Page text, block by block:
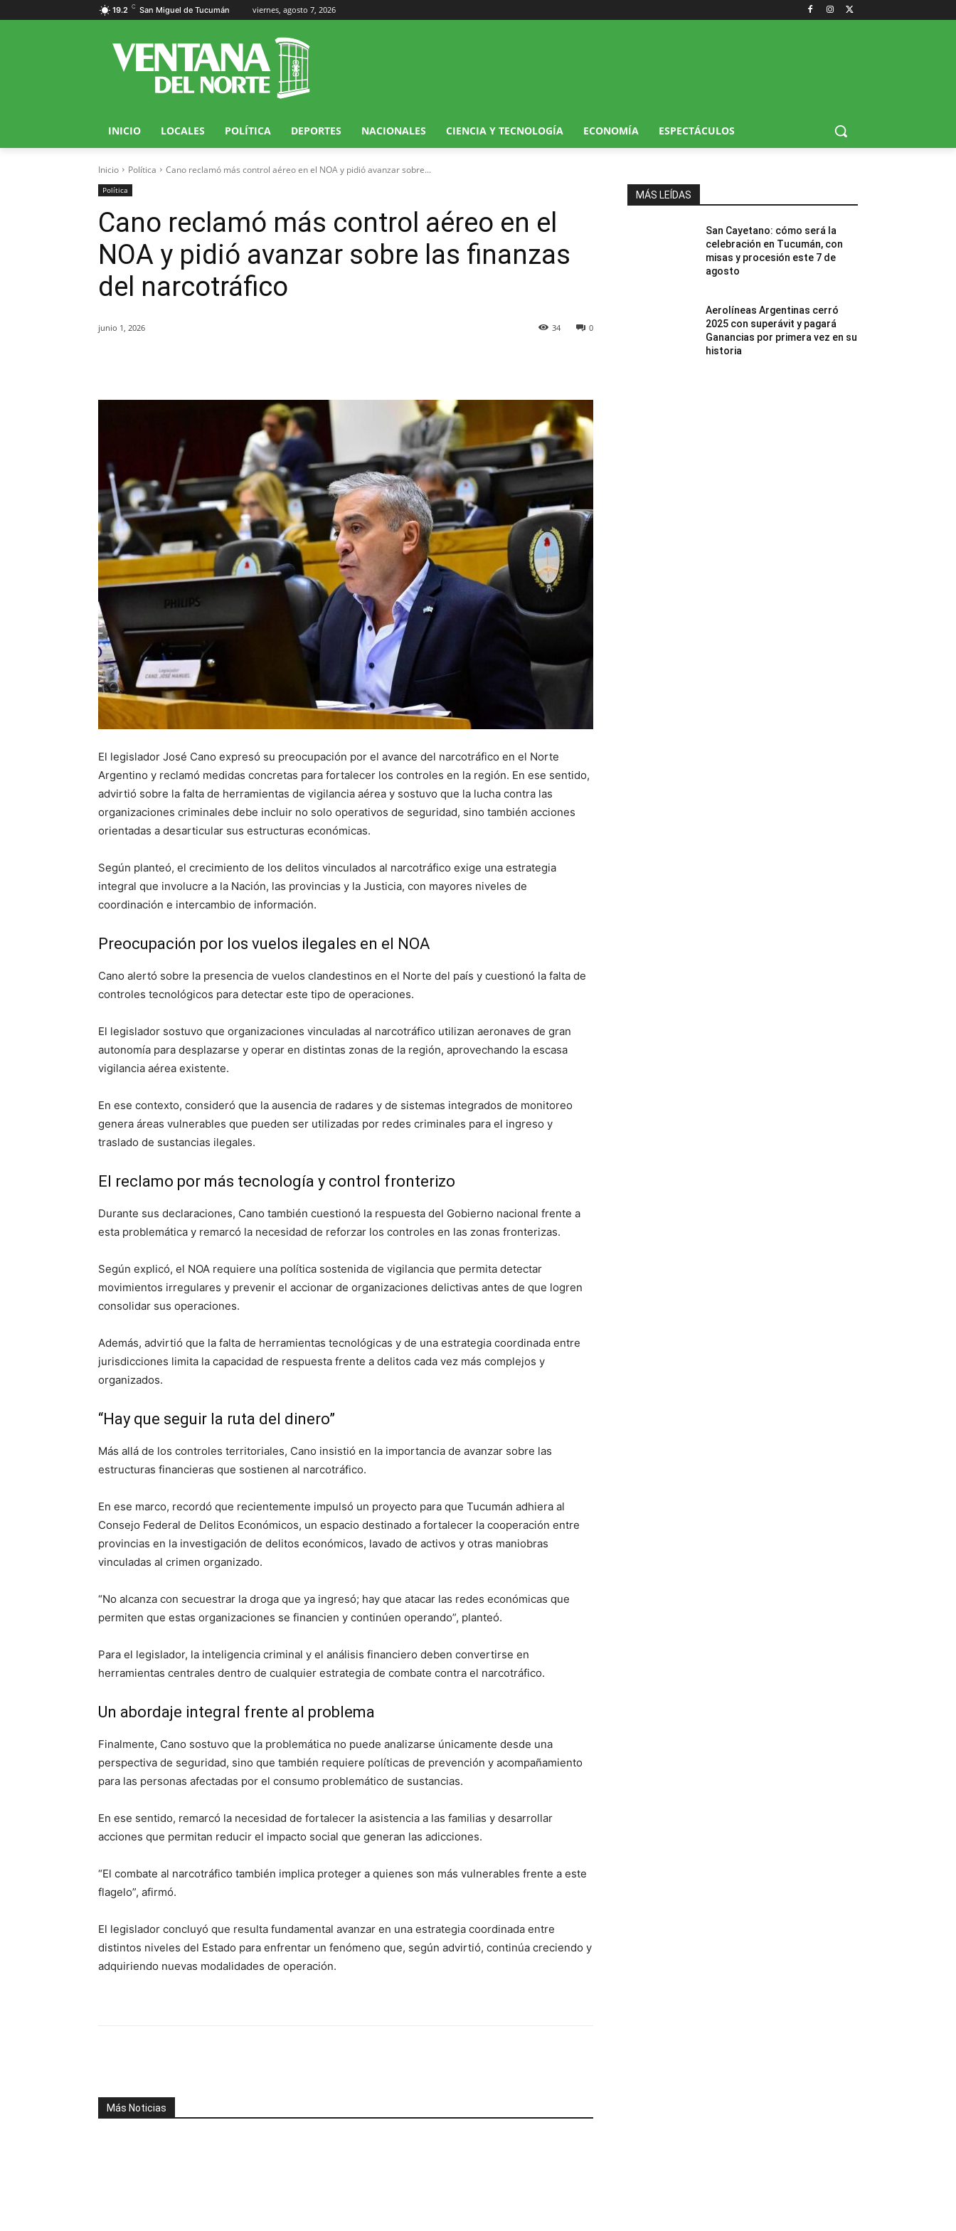
19.2 C San Miguel de Tucumán viernes, agosto 7, 2026
INICIO LOCALES POLÍTICA DEPORTES NACIONALES CIENCIA Y TECNOLOGÍA ECONOMÍA ESPECTÁCULOS
Inicio Política Cano reclamó más control aéreo en el NOA y pidió avanzar sobre...
Política
Cano reclamó más control aéreo en el
NOA y pidió avanzar sobre las finanzas
del narcotráfico
junio 1, 2026 0
34
El legislador José Cano expresó su preocupación por el avance del narcotráfico en el Norte
Argentino y reclamó medidas concretas para fortalecer los controles en la región. En ese sentido,
advirtió sobre la falta de herramientas de vigilancia aérea y sostuvo que la lucha contra las
organizaciones criminales debe incluir no solo operativos de seguridad, sino también acciones
orientadas a desarticular sus estructuras económicas.
Según planteó, el crecimiento de los delitos vinculados al narcotráfico exige una estrategia
integral que involucre a la Nación, las provincias y la Justicia, con mayores niveles de
coordinación e intercambio de información.
Preocupación por los vuelos ilegales en el NOA
Cano alertó sobre la presencia de vuelos clandestinos en el Norte del país y cuestionó la falta de
controles tecnológicos para detectar este tipo de operaciones.
El legislador sostuvo que organizaciones vinculadas al narcotráfico utilizan aeronaves de gran
autonomía para desplazarse y operar en distintas zonas de la región, aprovechando la escasa
vigilancia aérea existente.
En ese contexto, consideró que la ausencia de radares y de sistemas integrados de monitoreo
genera áreas vulnerables que pueden ser utilizadas por redes criminales para el ingreso y
traslado de sustancias ilegales.
El reclamo por más tecnología y control fronterizo
Durante sus declaraciones, Cano también cuestionó la respuesta del Gobierno nacional frente a
esta problemática y remarcó la necesidad de reforzar los controles en las zonas fronterizas.
Según explicó, el NOA requiere una política sostenida de vigilancia que permita detectar
movimientos irregulares y prevenir el accionar de organizaciones delictivas antes de que logren
consolidar sus operaciones.
Además, advirtió que la falta de herramientas tecnológicas y de una estrategia coordinada entre
jurisdicciones limita la capacidad de respuesta frente a delitos cada vez más complejos y
organizados.
“Hay que seguir la ruta del dinero”
Más allá de los controles territoriales, Cano insistió en la importancia de avanzar sobre las
estructuras financieras que sostienen al narcotráfico.
En ese marco, recordó que recientemente impulsó un proyecto para que Tucumán adhiera al
Consejo Federal de Delitos Económicos, un espacio destinado a fortalecer la cooperación entre
provincias en la investigación de delitos económicos, lavado de activos y otras maniobras
vinculadas al crimen organizado.
“No alcanza con secuestrar la droga que ya ingresó; hay que atacar las redes económicas que
permiten que estas organizaciones se financien y continúen operando”, planteó.
Para el legislador, la inteligencia criminal y el análisis financiero deben convertirse en
herramientas centrales dentro de cualquier estrategia de combate contra el narcotráfico.
Un abordaje integral frente al problema
Finalmente, Cano sostuvo que la problemática no puede analizarse únicamente desde una
perspectiva de seguridad, sino que también requiere políticas de prevención y acompañamiento
para las personas afectadas por el consumo problemático de sustancias.
En ese sentido, remarcó la necesidad de fortalecer la asistencia a las familias y desarrollar
acciones que permitan reducir el impacto social que generan las adicciones.
“El combate al narcotráfico también implica proteger a quienes son más vulnerables frente a este
flagelo”, afirmó.
El legislador concluyó que resulta fundamental avanzar en una estrategia coordinada entre
distintos niveles del Estado para enfrentar un fenómeno que, según advirtió, continúa creciendo y
adquiriendo nuevas modalidades de operación.
Más Noticias
MÁS LEÍDAS
San Cayetano: cómo será la
celebración en Tucumán, con
misas y procesión este 7 de
agosto
Aerolíneas Argentinas cerró
2025 con superávit y pagará
Ganancias por primera vez en su
historia